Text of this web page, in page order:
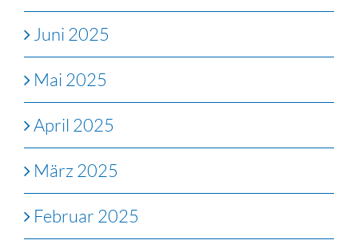
Juni 2025
Mai 2025
April 2025
März 2025
Februar 2025